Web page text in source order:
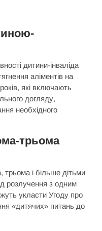
дитини-інваліда
аліментів на
які включають
догляду,
необхідного
трьома
і більше дітьми
розлучення з одним
укласти Угоду про
«дитячих» питань до